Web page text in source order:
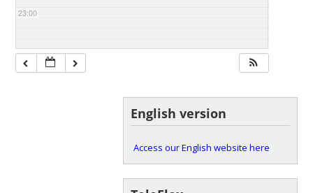
23:00
English version
Access our English website here